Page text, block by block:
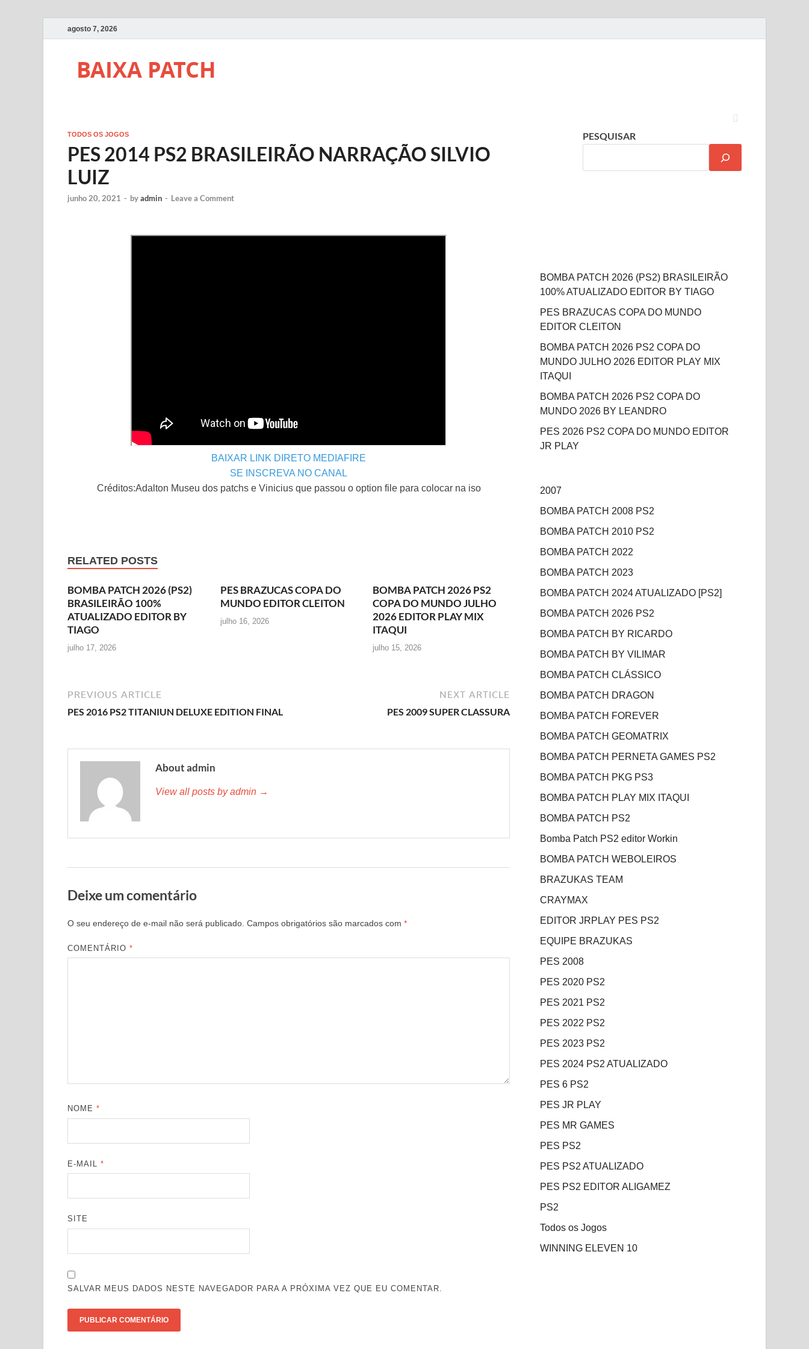
agosto 7, 2026
BAIXA PATCH
TODOS OS JOGOS
PES 2014 PS2 BRASILEIRÃO NARRAÇÃO SILVIO
LUIZ
junho 20, 2021 - byadmin - Leave a Comment
BAIXAR LINK DIRETO MEDIAFIRE
SE INSCREVA NO CANAL
Créditos:Adalton Museu dos patchs e Vinicius que passou o option file para colocar na iso
RELATED POSTS
BOMBA PATCH 2026 (PS2)
BRASILEIRÃO 100%
ATUALIZADO EDITOR BY
TIAGO
julho 17, 2026
PES BRAZUCAS COPA DO
MUNDO EDITOR CLEITON
julho 16, 2026
BOMBA PATCH 2026 PS2
COPA DO MUNDO JULHO
2026 EDITOR PLAY MIX
ITAQUI
julho 15, 2026
PREVIOUS ARTICLE
PES 2016 PS2 TITANIUN DELUXE EDITION FINAL
NEXT ARTICLE
PES 2009 SUPER CLASSURA
About admin
View all posts by admin →
Deixe um comentário
O seu endereço de e-mail não será publicado. Campos obrigatórios são marcados com *
COMENTÁRIO*
NOME*
E-MAIL*
SITE
SALVAR MEUS DADOS NESTE NAVEGADOR PARA A PRÓXIMA VEZ QUE EU COMENTAR.
PESQUISAR
BOMBA PATCH 2026 (PS2) BRASILEIRÃO
100% ATUALIZADO EDITOR BY TIAGO
PES BRAZUCAS COPA DO MUNDO
EDITOR CLEITON
BOMBA PATCH 2026 PS2 COPA DO
MUNDO JULHO 2026 EDITOR PLAY MIX
ITAQUI
BOMBA PATCH 2026 PS2 COPA DO
MUNDO 2026 BY LEANDRO
PES 2026 PS2 COPA DO MUNDO EDITOR
JR PLAY
2007
BOMBA PATCH 2008 PS2
BOMBA PATCH 2010 PS2
BOMBA PATCH 2022
BOMBA PATCH 2023
BOMBA PATCH 2024 ATUALIZADO [PS2]
BOMBA PATCH 2026 PS2
BOMBA PATCH BY RICARDO
BOMBA PATCH BY VILIMAR
BOMBA PATCH CLÁSSICO
BOMBA PATCH DRAGON
BOMBA PATCH FOREVER
BOMBA PATCH GEOMATRIX
BOMBA PATCH PERNETA GAMES PS2
BOMBA PATCH PKG PS3
BOMBA PATCH PLAY MIX ITAQUI
BOMBA PATCH PS2
Bomba Patch PS2 editor Workin
BOMBA PATCH WEBOLEIROS
BRAZUKAS TEAM
CRAYMAX
EDITOR JRPLAY PES PS2
EQUIPE BRAZUKAS
PES 2008
PES 2020 PS2
PES 2021 PS2
PES 2022 PS2
PES 2023 PS2
PES 2024 PS2 ATUALIZADO
PES 6 PS2
PES JR PLAY
PES MR GAMES
PES PS2
PES PS2 ATUALIZADO
PES PS2 EDITOR ALIGAMEZ
PS2
Todos os Jogos
WINNING ELEVEN 10